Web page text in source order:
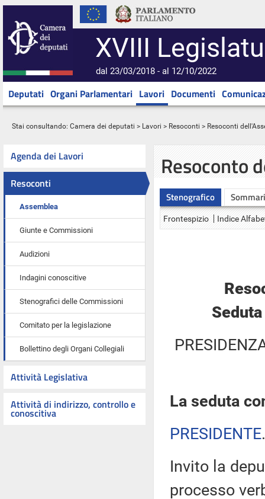
XVIII
dal 23/03/2018 - al 12/10/2022
Deputati Organi Parlamentari Lavori Documenti
Stai consultando: Camera dei deputati > Lavori > Resoconti > Resoconti
Agenda dei Lavori
Resoconti
Assemblea
Giunte e Commissioni
Audizioni
Indagini conoscitive
Stenografici delle Commissioni
Comitato per la legislazione
Bollettino degli Organi Collegiali
Attività Legislativa
Attività di indirizzo, controllo e
conoscitiva
Resoconto
Stenografico
Frontespizio Indice
La seduta
PRESIDENTE
Invito la
processo